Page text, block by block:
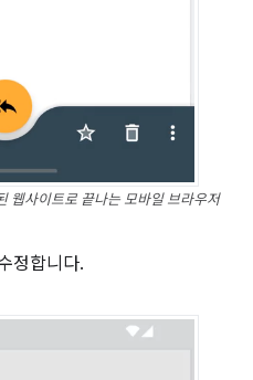
웹사이트로 끝나는 모바일 브라우저
정합니다.